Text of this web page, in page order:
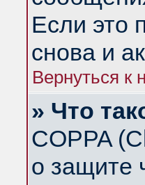
Если это
снова и
Вернуться к
» Что
COPPA
о защите